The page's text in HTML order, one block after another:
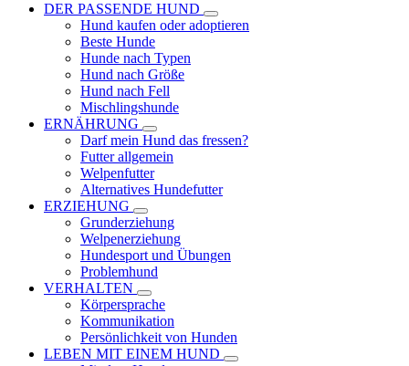
DER PASSENDE HUND
Hund kaufen oder adoptieren
Beste Hunde
Hunde nach Typen
Hund nach Größe
Hund nach Fell
Mischlingshunde
ERNÄHRUNG
Darf mein Hund das fressen?
Futter allgemein
Welpenfutter
Alternatives Hundefutter
ERZIEHUNG
Grunderziehung
Welpenerziehung
Hundesport und Übungen
Problemhund
VERHALTEN
Körpersprache
Kommunikation
Persönlichkeit von Hunden
LEBEN MIT EINEM HUND